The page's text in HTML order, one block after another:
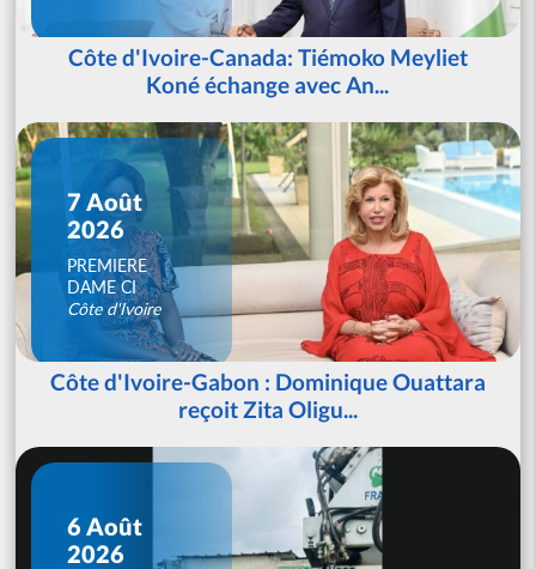
Côte d'Ivoire-Canada: Tiémoko Meyliet
Koné échange avec An...
7 Août
2026
PREMIERE
DAME CI
Côte d'Ivoire
Côte d'Ivoire-Gabon : Dominique Ouattara
reçoit Zita Oligu...
6 Août
2026